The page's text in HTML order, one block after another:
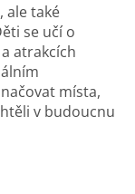
ale také
se učí o
atrakcích
místa,
v budoucnu